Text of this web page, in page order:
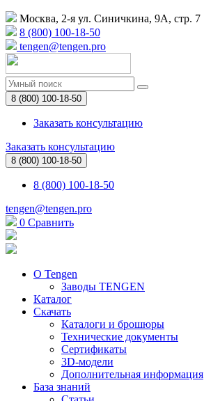
Москва, 2-я ул. Синичкина, 9А, стр. 7
8 (800) 100-18-50
tengen@tengen.pro
8 (800) 100-18-50
Заказать консультацию
Заказать консультацию
8 (800) 100-18-50
8 (800) 100-18-50
tengen@tengen.pro
0 Сравнить
О Tengen
Заводы TENGEN
Каталог
Скачать
Каталоги и брошюры
Технические документы
Сертификаты
3D-модели
Дополнительная информация
База знаний